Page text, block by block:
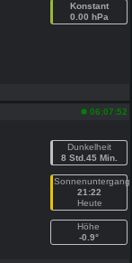
Konstant
0.00 hPa
06:07:52
Dunkelheit
8 Std.45 Min.
Sonnenuntergang
21:22
Heute
Höhe
-0.9°